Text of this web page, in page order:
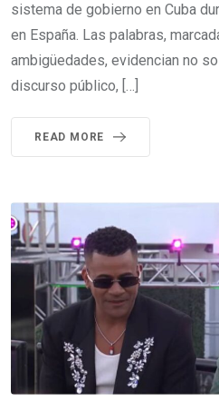
sistema de gobierno en Cuba
en España. Las palabras,
ambigüedades, evidencian no
discurso público, […]
READ MORE